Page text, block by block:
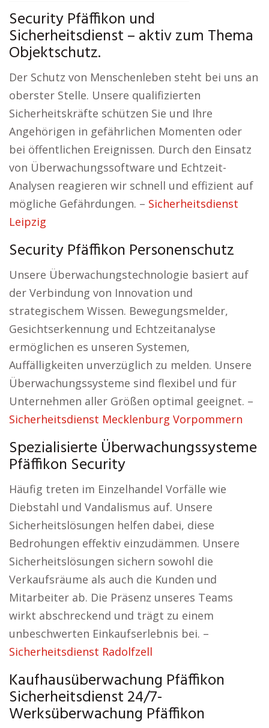
Security Pfäffikon und
Sicherheitsdienst – aktiv zum Thema
Objektschutz.
Der Schutz von Menschenleben steht bei uns an
oberster Stelle. Unsere qualifizierten
Sicherheitskräfte schützen Sie und Ihre
Angehörigen in gefährlichen Momenten oder
bei öffentlichen Ereignissen. Durch den Einsatz
von Überwachungssoftware und Echtzeit-
Analysen reagieren wir schnell und effizient auf
mögliche Gefährdungen. – Sicherheitsdienst
Leipzig
Security Pfäffikon Personenschutz
Unsere Überwachungstechnologie basiert auf
der Verbindung von Innovation und
strategischem Wissen. Bewegungsmelder,
Gesichtserkennung und Echtzeitanalyse
ermöglichen es unseren Systemen,
Auffälligkeiten unverzüglich zu melden. Unsere
Überwachungssysteme sind flexibel und für
Unternehmen aller Größen optimal geeignet. –
Sicherheitsdienst Mecklenburg Vorpommern
Spezialisierte Überwachungssysteme
Pfäffikon Security
Häufig treten im Einzelhandel Vorfälle wie
Diebstahl und Vandalismus auf. Unsere
Sicherheitslösungen helfen dabei, diese
Bedrohungen effektiv einzudämmen. Unsere
Sicherheitslösungen sichern sowohl die
Verkaufsräume als auch die Kunden und
Mitarbeiter ab. Die Präsenz unseres Teams
wirkt abschreckend und trägt zu einem
unbeschwerten Einkaufserlebnis bei. –
Sicherheitsdienst Radolfzell
Kaufhausüberwachung Pfäffikon
Sicherheitsdienst 24/7-
Werksüberwachung Pfäffikon